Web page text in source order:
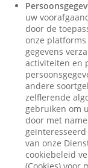
uw
door de
onze
gegevens
activiteiten en
andere
zelflerende
gebruiken om
door met
van onze
cookiebeleid